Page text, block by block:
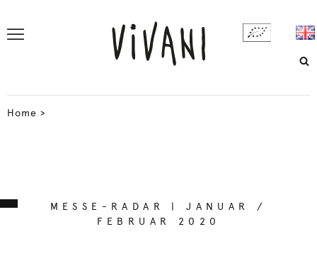
Home >
MESSE-RADAR | JANUAR /
FEBRUAR 2020